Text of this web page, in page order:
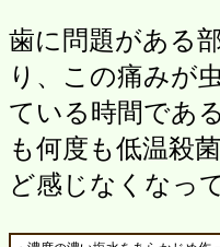
歯に問題がある
り、この痛みが
ている時間であ
も何度も低温殺
ど感じなくなっ